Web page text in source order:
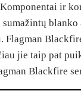
ir
jie taip pat
Blackfire